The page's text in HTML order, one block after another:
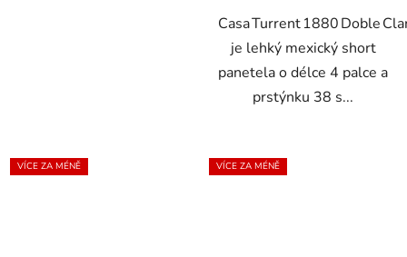
Casa Turrent 1880 Doble
je lehký mexický short
panetela o délce 4 palce a
prstýnku 38 s...
VÍCE ZA MÉNĚ VÍCE ZA MÉNĚ